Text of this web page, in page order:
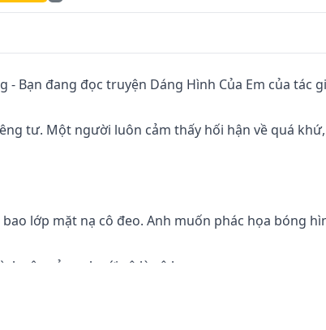
Bạn đang đọc truyện Dáng Hình Của Em của tác
tư. Một người luôn cảm thấy hối hận về quá
lớp mặt nạ cô đeo. Anh muốn phác họa bóng
yêu của anh với cô là vô hạn.